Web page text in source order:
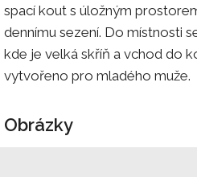
spací kout s úložným
dennímu sezení. Do místnosti
kde je velká skříň a vchod do
vytvořeno pro mladého muže.
Obrázky